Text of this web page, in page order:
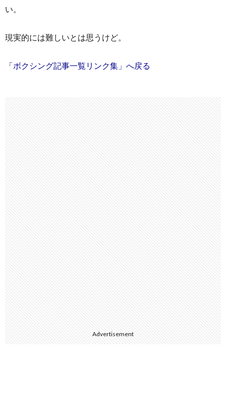
い。
現実的には難しいとは思うけど。
「ボクシング記事一覧リンク集」へ戻る
Advertisement